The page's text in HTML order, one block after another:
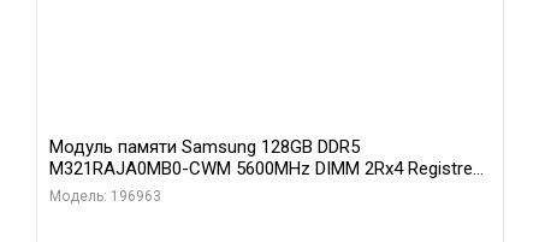
Модуль памяти Samsung 128GB DDR5
M321RAJA0MB0-CWM 5600MHz DIMM 2Rx4 Registred
ECC
Модель: 196963